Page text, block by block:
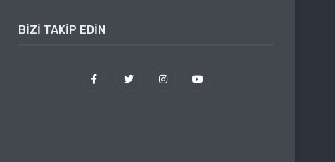
BIZI TAKIP EDIN